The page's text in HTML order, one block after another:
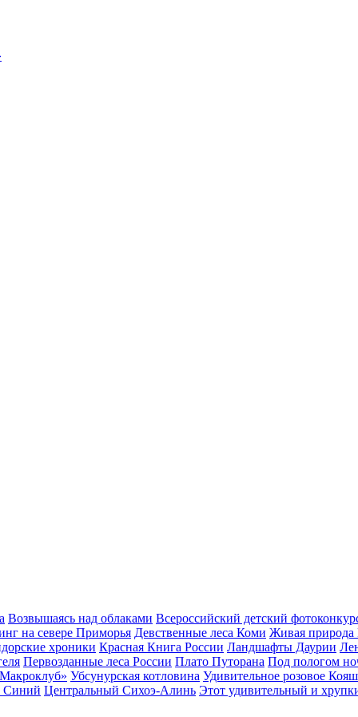
Возвышаясь над облаками Всероссийский детский
на севере Приморья Девственные леса Коми Живая природа
хроники Красная Книга России Ландшафты Даурии
Первозданные леса России Плато Путорана Под пологом
Убсунурская котловина Удивительное розовое
Синий Центральный Сихоэ-Алинь Этот удивительный и